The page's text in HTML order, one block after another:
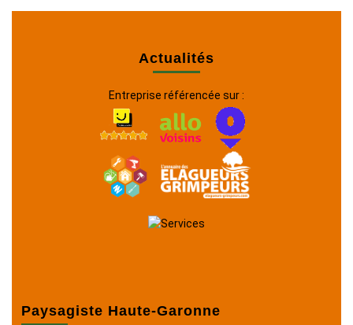
Actualités
Entreprise référencée sur :
Paysagiste Haute-Garonne